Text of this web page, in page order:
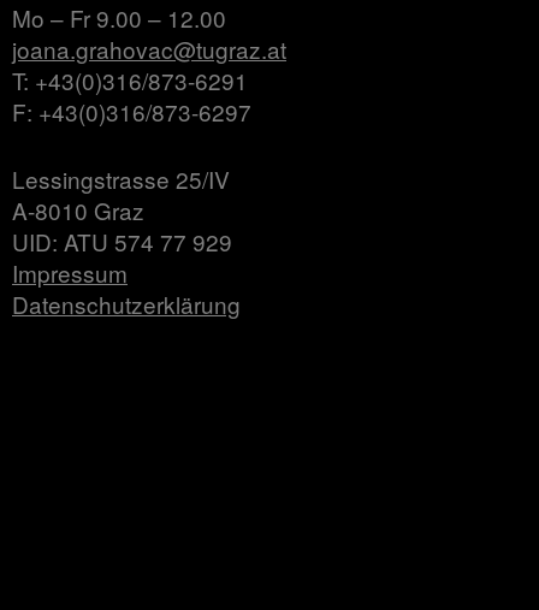
Mo – Fr 9.00 – 12.00
joana.grahovac@tugraz.at
T: +43(0)316/873-6291
F: +43(0)316/873-6297
Lessingstrasse 25/IV
A-8010 Graz
UID: ATU 574 77 929
Impressum
Datenschutzerklärung